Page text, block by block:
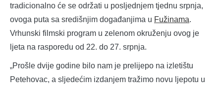
tradicionalno će se održati u posljednjem tjednu srpnja,
ovoga puta sa središnjim događanjima u Fužinama.
Vrhunski filmski program u zelenom okruženju ovog je
ljeta na rasporedu od 22. do 27. srpnja.
„Prošle dvije godine bilo nam je prelijepo na izletištu
Petehovac, a sljedećim izdanjem tražimo novu ljepotu u